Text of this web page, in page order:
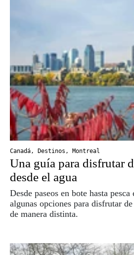
Canadá, Destinos , Montreal
Una guía para disfrutar
desde el agua
Desde paseos en bote hasta
algunas opciones para disfrutar
de manera distinta.